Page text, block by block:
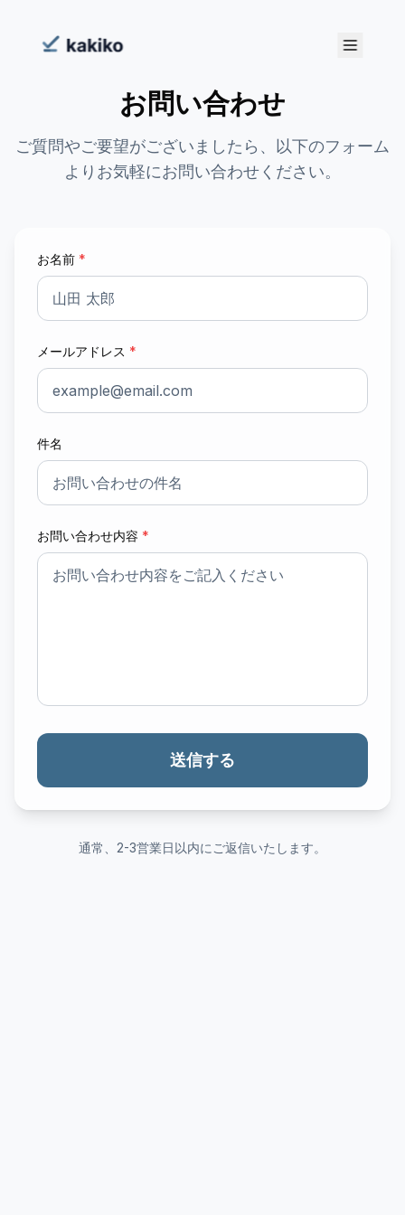
お問い合わせ
ご質問やご要望がございましたら、以下のフォーム
よりお気軽にお問い合わせください。
お名前 *
メールアドレス *
件名
お問い合わせ内容 *
送信する
通常、2-3営業日以内にご返信いたします。